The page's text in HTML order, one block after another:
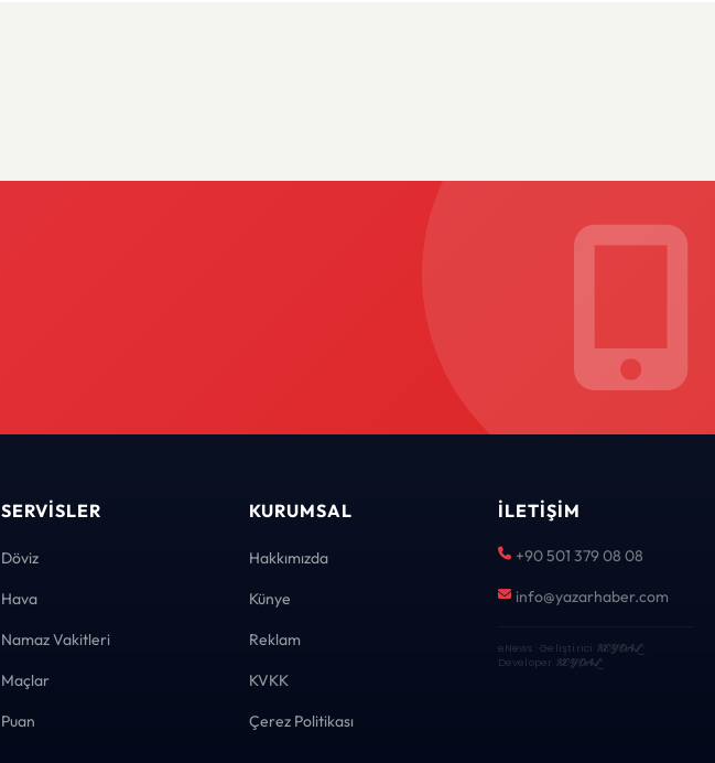
SERVISLER
Döviz
Hava
Namaz Vakitleri
Maçlar
Puan
KURUMSAL
Hakkımızda
Künye
Reklam
KVKK
Çerez Politikası
İLETIŞIM
+90 501 379 08 08
info@yazarhaber.com
eNews · Geliştirici KEYDAL·
Developer KEYDAL